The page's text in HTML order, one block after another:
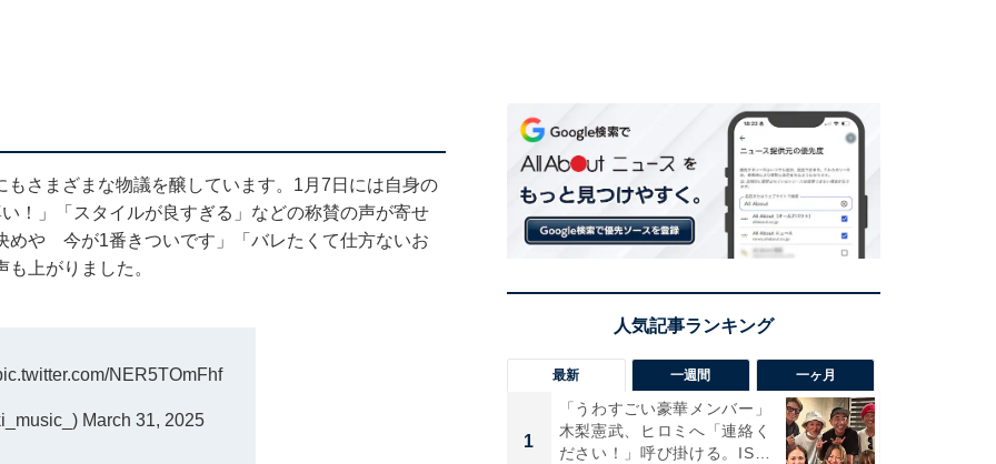
さまざまな物議を醸しています。1月7日には自身の
！」「スタイルが良すぎる」などの称賛の声が寄せ
めや 今が1番きついです」「バレたくて仕方ないお
上がりました。
NER5TOmFhf
March 31, 2025
最新 一週間 一ヶ月
1
「うわすごい豪華メンバー」
木梨憲武、ヒロミへ「連絡く
ださい！」呼び掛ける。IS